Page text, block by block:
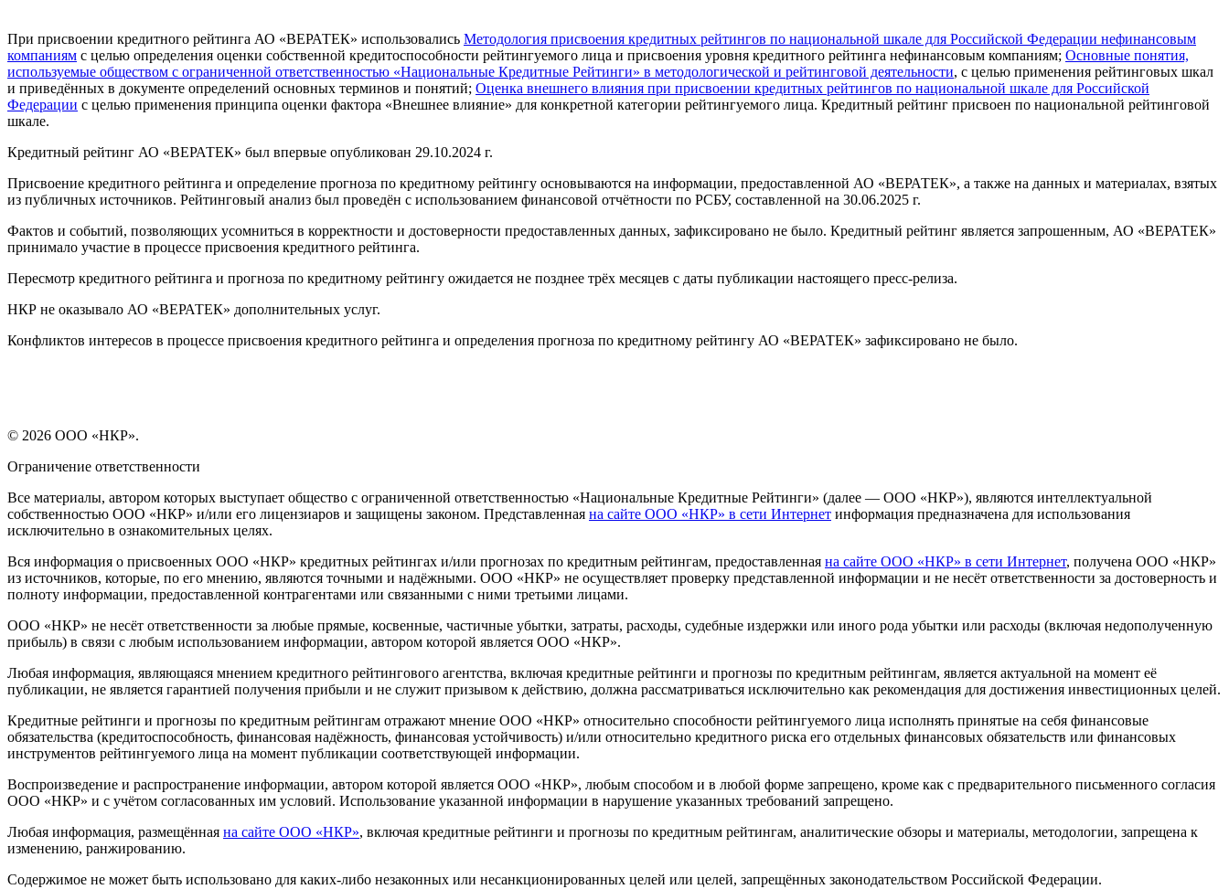
При присвоении кредитного рейтинга АО «ВЕРАТЕК» использовались Методология присвоения кредитных рейтингов по национальной шкале для Российской Федерации нефинансовым
компаниям с целью определения оценки собственной кредитоспособности рейтингуемого лица и присвоения уровня кредитного рейтинга нефинансовым компаниям; Основные понятия,
используемые обществом с ограниченной ответственностью «Национальные Кредитные Рейтинги» в методологической и рейтинговой деятельности, с целью применения рейтинговых шкал
и приведённых в документе определений основных терминов и понятий; Оценка внешнего влияния при присвоении кредитных рейтингов по национальной шкале для Российской
Федерации с целью применения принципа оценки фактора «Внешнее влияние» для конкретной категории рейтингуемого лица. Кредитный рейтинг присвоен по национальной рейтинговой
шкале.
Кредитный рейтинг АО «ВЕРАТЕК» был впервые опубликован 29.10.2024 г.
Присвоение кредитного рейтинга и определение прогноза по кредитному рейтингу основываются на информации, предоставленной АО «ВЕРАТЕК», а также на данных и материалах, взятых
из публичных источников. Рейтинговый анализ был проведён с использованием финансовой отчётности по РСБУ, составленной на 30.06.2025 г.
Фактов и событий, позволяющих усомниться в корректности и достоверности предоставленных данных, зафиксировано не было. Кредитный рейтинг является запрошенным, АО «ВЕРАТЕК»
принимало участие в процессе присвоения кредитного рейтинга.
Пересмотр кредитного рейтинга и прогноза по кредитному рейтингу ожидается не позднее трёх месяцев с даты публикации настоящего пресс-релиза.
НКР не оказывало АО «ВЕРАТЕК» дополнительных услуг.
Конфликтов интересов в процессе присвоения кредитного рейтинга и определения прогноза по кредитному рейтингу АО «ВЕРАТЕК» зафиксировано не было.
© 2026 ООО «НКР».
Ограничение ответственности
Все материалы, автором которых выступает общество с ограниченной ответственностью «Национальные Кредитные Рейтинги» (далее — ООО «НКР»), являются интеллектуальной
собственностью ООО «НКР» и/или его лицензиаров и защищены законом. Представленная на сайте ООО «НКР» в сети Интернет информация предназначена для использования
исключительно в ознакомительных целях.
Вся информация о присвоенных ООО «НКР» кредитных рейтингах и/или прогнозах по кредитным рейтингам, предоставленная на сайте ООО «НКР» в сети Интернет, получена ООО «НКР»
из источников, которые, по его мнению, являются точными и надёжными. ООО «НКР» не осуществляет проверку представленной информации и не несёт ответственности за достоверность и
полноту информации, предоставленной контрагентами или связанными с ними третьими лицами.
ООО «НКР» не несёт ответственности за любые прямые, косвенные, частичные убытки, затраты, расходы, судебные издержки или иного рода убытки или расходы (включая недополученную
прибыль) в связи с любым использованием информации, автором которой является ООО «НКР».
Любая информация, являющаяся мнением кредитного рейтингового агентства, включая кредитные рейтинги и прогнозы по кредитным рейтингам, является актуальной на момент её
публикации, не является гарантией получения прибыли и не служит призывом к действию, должна рассматриваться исключительно как рекомендация для достижения инвестиционных целей.
Кредитные рейтинги и прогнозы по кредитным рейтингам отражают мнение ООО «НКР» относительно способности рейтингуемого лица исполнять принятые на себя финансовые
обязательства (кредитоспособность, финансовая надёжность, финансовая устойчивость) и/или относительно кредитного риска его отдельных финансовых обязательств или финансовых
инструментов рейтингуемого лица на момент публикации соответствующей информации.
Воспроизведение и распространение информации, автором которой является ООО «НКР», любым способом и в любой форме запрещено, кроме как с предварительного письменного согласия
ООО «НКР» и с учётом согласованных им условий. Использование указанной информации в нарушение указанных требований запрещено.
Любая информация, размещённая на сайте ООО «НКР», включая кредитные рейтинги и прогнозы по кредитным рейтингам, аналитические обзоры и материалы, методологии, запрещена к
изменению, ранжированию.
Содержимое не может быть использовано для каких-либо незаконных или несанкционированных целей или целей, запрещённых законодательством Российской Федерации.